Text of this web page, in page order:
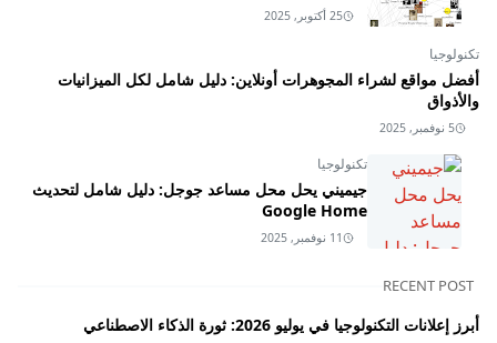
25 أكتوبر, 2025
تكنولوجيا
أفضل مواقع لشراء المجوهرات أونلاين: دليل شامل لكل الميزانيات
والأذواق
5 نوفمبر, 2025
تكنولوجيا
جيميني يحل محل مساعد جوجل: دليل شامل لتحديث
Google Home
11 نوفمبر, 2025
RECENT POST
أبرز إعلانات التكنولوجيا في يوليو 2026: ثورة الذكاء الاصطناعي